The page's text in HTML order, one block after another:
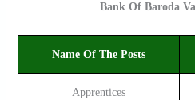
Bank Of Baroda
Name Of The Posts
Apprentices